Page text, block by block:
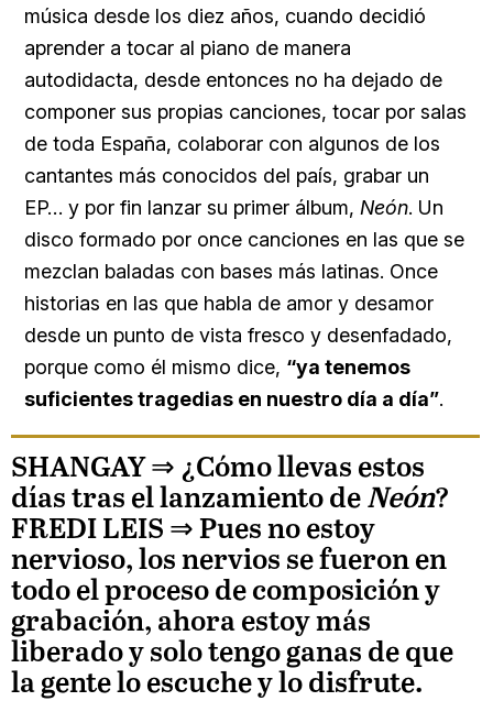
música desde los diez años, cuando decidió
aprender a tocar al piano de manera
autodidacta, desde entonces no ha dejado de
componer sus propias canciones, tocar por salas
de toda España, colaborar con algunos de los
cantantes más conocidos del país, grabar un
EP… y por fin lanzar su primer álbum, Neón. Un
disco formado por once canciones en las que se
mezclan baladas con bases más latinas. Once
historias en las que habla de amor y desamor
desde un punto de vista fresco y desenfadado,
porque como él mismo dice, “ya tenemos
suficientes tragedias en nuestro día a día”.
SHANGAY ⇒ ¿Cómo llevas estos
días tras el lanzamiento de Neón?
FREDI LEIS ⇒ Pues no estoy
nervioso, los nervios se fueron en
todo el proceso de composición y
grabación, ahora estoy más
liberado y solo tengo ganas de que
la gente lo escuche y lo disfrute.